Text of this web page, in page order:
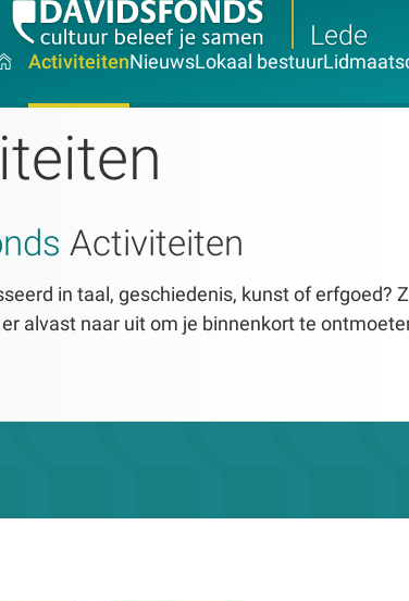
Lede
ActiviteitenNieuwsLokaal bestuur
Activiteiten
in taal, geschiedenis, kunst of
alvast naar uit om je binnenkort te